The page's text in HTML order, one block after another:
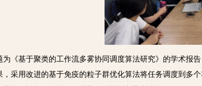
为《基于聚类的工作流多雾协同调度算法研究》的学术报
采用改进的基于免疫的粒子群优化算法将任务调度到多